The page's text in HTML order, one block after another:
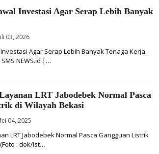
Investasi Agar Serap Lebih Banyak
03, 2026
Agar Serap Lebih Banyak Tenaga Kerja.
NEWS.id |…
LRT Jabodebek Normal Pasca
di Wilayah Bekasi
04, 2025
LRT Jabodebek Normal Pasca Gangguan Listrik
: dok/ist…